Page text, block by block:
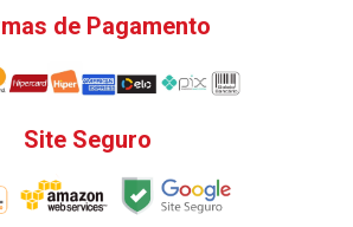
de Pagamento
Site Seguro